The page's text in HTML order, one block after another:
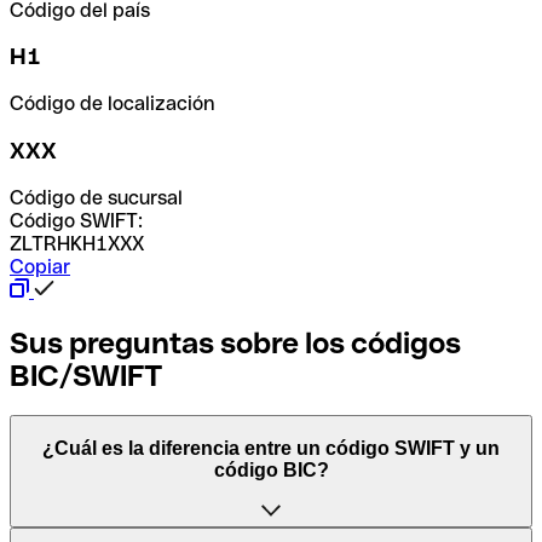
Código del país
H1
Código de localización
XXX
Código de sucursal
Código SWIFT:
ZLTRHKH1XXX
Copiar
Sus preguntas sobre los códigos
BIC/SWIFT
¿Cuál es la diferencia entre un código SWIFT y un
código BIC?